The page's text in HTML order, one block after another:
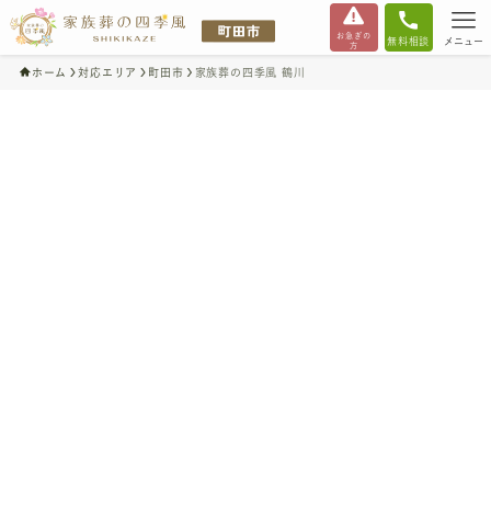
お急ぎの
方
無料相談 メニュー
ホーム 対応エリア 町田市 家族葬の四季風 鶴川